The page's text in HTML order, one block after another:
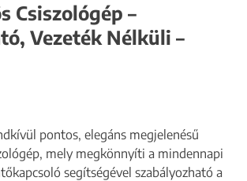
Csiszológép –
Vezeték Nélküli –
pontos, elegáns megjelenésű
mely megkönnyíti a mindennapi
segítségével szabályozható a